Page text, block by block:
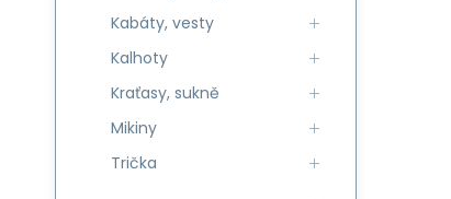
Kabáty, vesty
Kalhoty
Kraťasy, sukně
Mikiny
Trička